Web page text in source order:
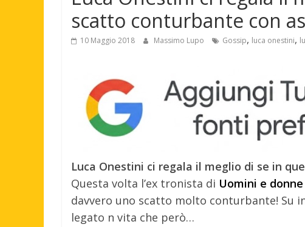
scatto conturbante con
10 Maggio 2018 Massimo Lupo Gossip, luca onestini,
Luca Onestini ci regala il meglio di se in
Questa volta l’ex tronista di Uomini e donne
davvero uno scatto molto conturbante! Su
legato n vita che però…